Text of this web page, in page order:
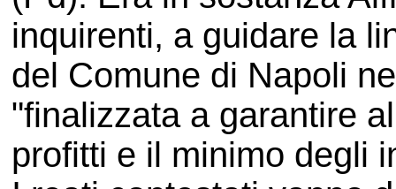
inquirenti, a guidare la
del Comune di Napoli
"finalizzata a garantire
profitti e il minimo degli